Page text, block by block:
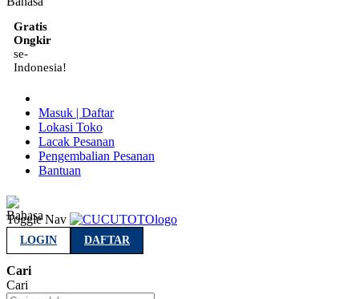
Gratis
Ongkir
se-
Indonesia!
Masuk | Daftar
Lokasi Toko
Lacak Pesanan
Pengembalian Pesanan
Bantuan
Toggle Nav
LOGIN DAFTAR
Cari
Cari